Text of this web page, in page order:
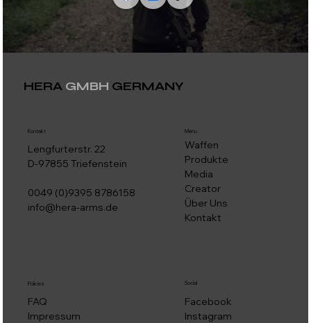
HERA GMBH GERMANY
Menu
Waffen
Produkte
Media
Creator
Über Uns
Kontakt
Policies
FAQ
Impressum
Kontakt
Lengfurterstr. 22
D-97855 Triefenstein
0049 (0)9395 8786158
info@hera-arms.de
Social
Facebook
Instagram